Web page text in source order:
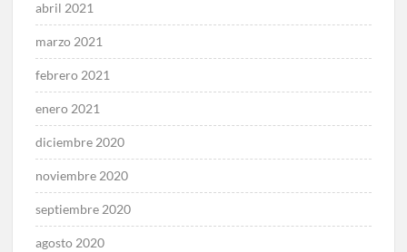
abril 2021
marzo 2021
febrero 2021
enero 2021
diciembre 2020
noviembre 2020
septiembre 2020
agosto 2020